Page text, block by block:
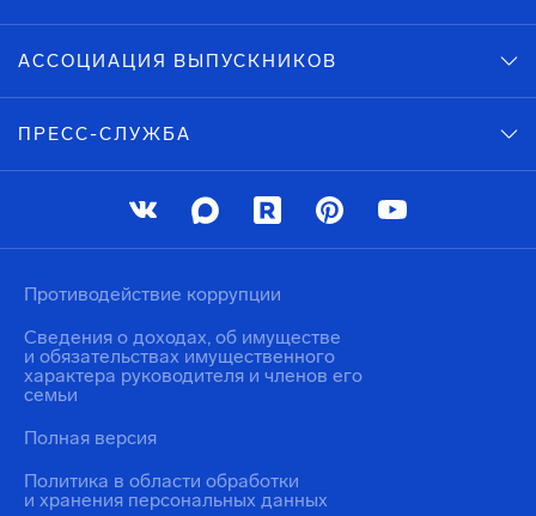
АССОЦИАЦИЯ ВЫПУСКНИКОВ
ПРЕСС-СЛУЖБА
Политика в области обработки
и хранения персональных данных
Противодействие коррупции
Сведения о доходах, об имуществе
и обязательствах имущественного
характера руководителя и членов его
семьи
Полная версия